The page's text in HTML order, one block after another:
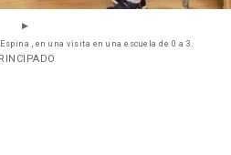
, en una visita en una escuela de 0 a 3.